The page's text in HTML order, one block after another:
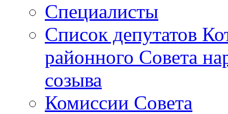
Специалисты
Список депутатов
районного Совета
созыва
Комиссии Совета